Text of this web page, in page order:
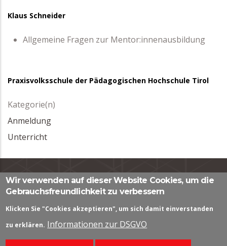
Klaus Schneider
Allgemeine Fragen zur Mentor:innenausbildung
Praxisvolksschule der Pädagogischen Hochschule Tirol
Kategorie(n)
Anmeldung
Unterricht
Impressum|Datenschutzerklärung| Kontaktformular
Pastorstraße 7, A - 6010 Innsbruck, Österreich
Tel.: +43 512 59923 1425
office.schulpraktikum@ph-tirol.ac.at
Wir verwenden auf dieser Website Cookies, um die
Gebrauchsfreundlichkeit zu verbessern
Klicken Sie "Cookies akzeptieren", um sich damit einverstanden
zu erklären. Informationen zur DSGVO